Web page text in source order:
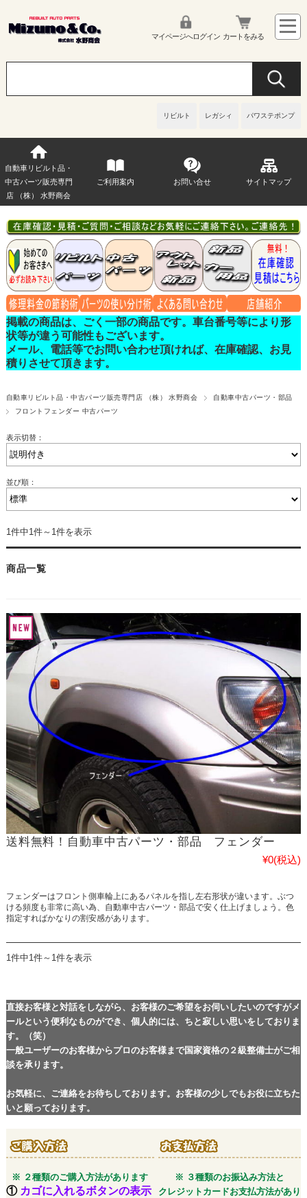
リビルト レガシィ パワステポンプ
マイページへログイン カートをみる
自動車リビルト品・
中古パーツ販売専門
店 （株） 水野商会
ご利用案内 お問い合せ サイトマップ
掲載の商品は、ごく一部の商品です。車台番号等により形
状等が違う可能性もございます。
メール、電話等でお問い合わせ頂ければ、在庫確認、お見
積りさせて頂きます。
自動車リビルト品・中古パーツ販売専門店 （株） 水野商会
自動車中古パーツ・部品
フロントフェンダー 中古パーツ
表示切替：
並び順：
1件中1件～1件を表示
商品一覧
送料無料！自動車中古パーツ・部品 フェンダー
¥0(税込)
フェンダーはフロント側車輪上にあるパネルを指し左右形状が違います。ぶつ
ける頻度も非常に高い為、自動車中古パーツ・部品で安く仕上げましょう。色
指定すればかなりの割安感があります。
1件中1件～1件を表示
直接お客様と対話をしながら、お客様のご希望をお伺いしたいのですがメ
ールという便利なものができ、個人的には、ちと寂しい思いをしておりま
す。（笑）
一般ユーザーのお客様からプロのお客様まで国家資格の２級整備士がご相
談を承ります。
お気軽に、ご連絡をお待ちしております。お客様の少しでもお役に立ちた
いと願っております。
※ ２種類のご購入方法があります
※ ３種類のお振込み方法と
クレジットカードお支払方法があり
① カゴに入れるボタンの表示